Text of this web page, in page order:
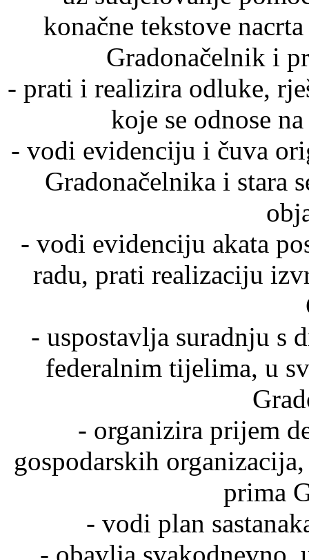
konačne tekstove
Gradonačelnik i
- prati i realizira odluke,
koje se odnose
- vodi evidenciju i čuva
Gradonačelnika i stara
- vodi evidenciju akata
radu, prati realizaciju
- uspostavlja suradnju s
federalnim tijelima, u
- organizira prijem
gospodarskih
prima
- vodi plan
- obavlja svakodnevno,